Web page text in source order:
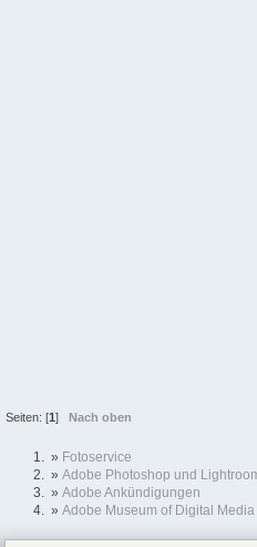
Seiten: [1] Nach oben
» Fotoservice
» Adobe Photoshop und
» Adobe Ankündigungen
» Adobe Museum of Digital